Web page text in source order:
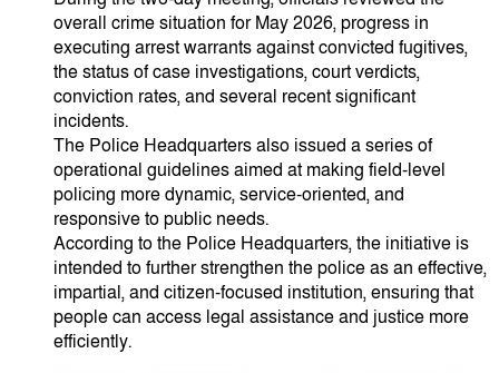
overall crime situation for May 2026, progress in
executing arrest warrants against convicted fugitives,
the status of case investigations, court verdicts,
conviction rates, and several recent significant
incidents.
The Police Headquarters also issued a series of
operational guidelines aimed at making field-level
policing more dynamic, service-oriented, and
responsive to public needs.
According to the Police Headquarters, the initiative is
intended to further strengthen the police as an effective,
impartial, and citizen-focused institution, ensuring that
people can access legal assistance and justice more
efficiently.